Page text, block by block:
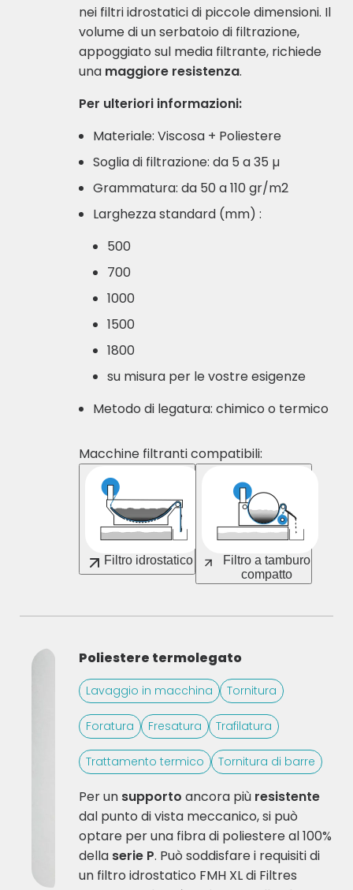
nei filtri idrostatici di piccole dimensioni. Il
volume di un serbatoio di filtrazione,
appoggiato sul media filtrante, richiede
una maggiore resistenza.
Per ulteriori informazioni:
Materiale: Viscosa + Poliestere
Soglia di filtrazione: da 5 a 35 µ
Grammatura: da 50 a 110 gr/m2
Larghezza standard (mm) :
500
700
1000
1500
1800
su misura per le vostre esigenze
Metodo di legatura: chimico o termico
Macchine filtranti compatibili:
Filtro idrostatico
Filtro a tamburo
compatto
Poliestere termolegato
Lavaggio in macchina Tornitura
Foratura Fresatura Trafilatura
Trattamento termico Tornitura di barre
Per un supporto ancora più resistente
dal punto di vista meccanico, si può
optare per una fibra di poliestere al 100%
della serie P. Può soddisfare i requisiti di
un filtro idrostatico FMH XL di Filtres